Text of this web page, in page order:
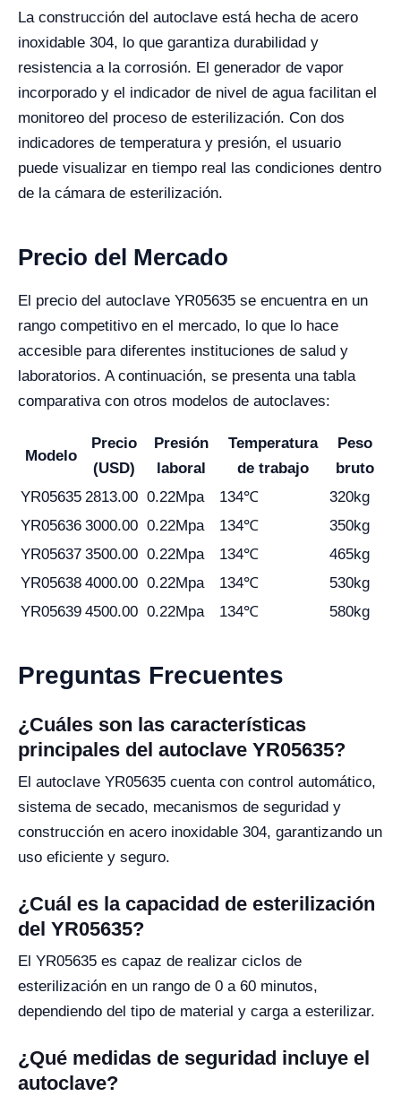
La construcción del autoclave está hecha de acero
inoxidable 304, lo que garantiza durabilidad y
resistencia a la corrosión. El generador de vapor
incorporado y el indicador de nivel de agua facilitan el
monitoreo del proceso de esterilización. Con dos
indicadores de temperatura y presión, el usuario
puede visualizar en tiempo real las condiciones dentro
de la cámara de esterilización.
Precio del Mercado
El precio del autoclave YR05635 se encuentra en un
rango competitivo en el mercado, lo que lo hace
accesible para diferentes instituciones de salud y
laboratorios. A continuación, se presenta una tabla
comparativa con otros modelos de autoclaves:
Modelo
Precio
(USD)
Presión
laboral
Temperatura
de trabajo
Peso
bruto
YR05635 2813.00 0.22Mpa 134℃
320kg
YR05636 3000.00 0.22Mpa 134℃
350kg
YR05637 3500.00 0.22Mpa 134℃
465kg
YR05638 4000.00 0.22Mpa 134℃
530kg
YR05639 4500.00 0.22Mpa 134℃ 580kg
Preguntas Frecuentes
¿Cuáles son las características
principales del autoclave YR05635?
El autoclave YR05635 cuenta con control automático,
sistema de secado, mecanismos de seguridad y
construcción en acero inoxidable 304, garantizando un
uso eficiente y seguro.
¿Cuál es la capacidad de esterilización
del YR05635?
El YR05635 es capaz de realizar ciclos de
esterilización en un rango de 0 a 60 minutos,
dependiendo del tipo de material y carga a esterilizar.
¿Qué medidas de seguridad incluye el
autoclave?